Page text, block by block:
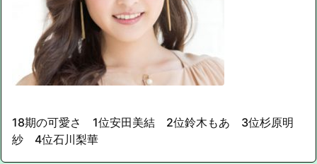
18期の可愛さ 1位安田美結 2位鈴木もあ 3位杉原明
紗 4位石川梨華